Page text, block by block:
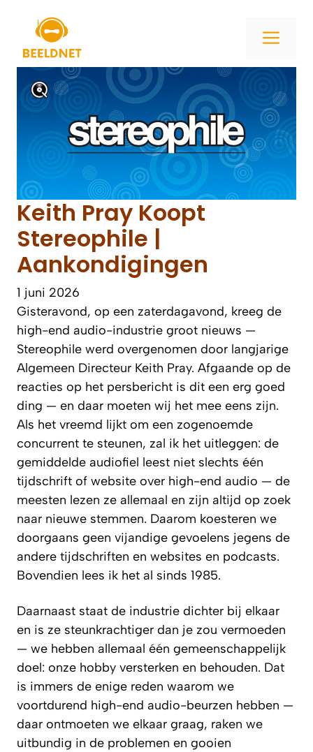
inhoud
Keith Pray Koopt
Stereophile |
Aankondigingen
1 juni 2026
Gisteravond, op een zaterdagavond, kreeg de
high-end audio-industrie groot nieuws —
Stereophile werd overgenomen door langjarige
Algemeen Directeur Keith Pray. Afgaande op de
reacties op het persbericht is dit een erg goed
ding — en daar moeten wij het mee eens zijn.
Als het vreemd lijkt om een zogenoemde
concurrent te steunen, zal ik het uitleggen: de
gemiddelde audiofiel leest niet slechts één
tijdschrift of website over high-end audio — de
meesten lezen ze allemaal en zijn altijd op zoek
naar nieuwe stemmen. Daarom koesteren we
doorgaans geen vijandige gevoelens jegens de
andere tijdschriften en websites en podcasts.
Bovendien lees ik het al sinds 1985.
Daarnaast staat de industrie dichter bij elkaar
en is ze steunkrachtiger dan je zou vermoeden
— we hebben allemaal één gemeenschappelijk
doel: onze hobby versterken en behouden. Dat
is immers de enige reden waarom we
voortdurend high-end audio-beurzen hebben —
daar ontmoeten we elkaar graag, raken we
uitbundig in de problemen en gooien